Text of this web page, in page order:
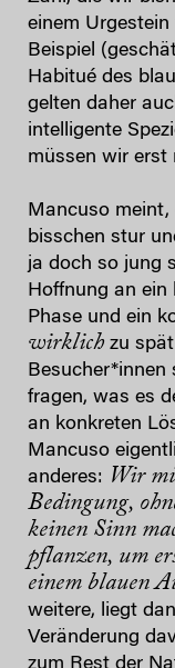
einem
Beispiel
Habitué des
gelten daher
intelligente
müssen wir erst
Mancuso
bisschen stur
ja doch so jung
Hoffnung an ein
Phase und ein
wirklich zu
Besucher*innen
fragen, was es
an konkreten
Mancuso
anderes: Wir
Bedingung,
keinen Sinn
pflanzen, um
einem blauen
weitere, liegt
Veränderung